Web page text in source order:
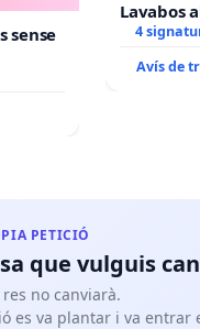
sense
Lavabos
4
Avís de
PETICIÓ
que vulguis
no canviarà.
es va plantar i va entrar